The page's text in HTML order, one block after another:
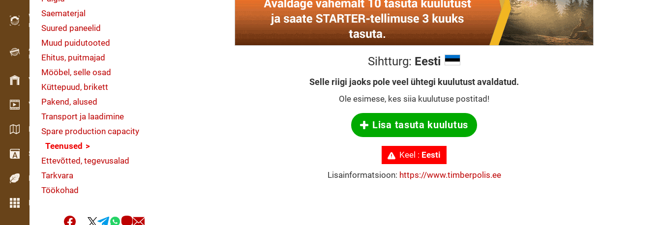
WoodProfi
Puidumaht AI-ga
Andmesalvesti
Puidu inventuur välitöödel
Varude haldamine
Videogalerii
Kataloogid / Brošüürid
Sõnastik
Puiduliigid
Rohkem funktsioone
Saematerjal
Suured paneelid
Muud puidutooted
Ehitus, puitmajad
Mööbel, selle osad
Küttepuud, brikett
Pakend, alused
Transport ja laadimine
Spare production capacity
Teenused
Ettevõtted, tegevusalad
Tarkvara
Töökohad
Sihtturg: Eesti
Selle riigi jaoks pole veel ühtegi kuulutust avaldatud.
Ole esimese, kes siia kuulutuse postitad!
Lisa tasuta kuulutus
Keel : Eesti
Lisainformatsioon: https://www.timberpolis.ee